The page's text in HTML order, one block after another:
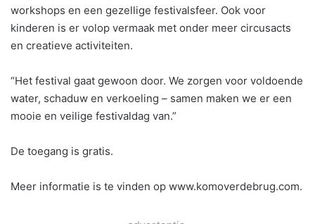
workshops en een gezellige festivalsfeer. Ook voor
kinderen is er volop vermaak met onder meer circusacts
en creatieve activiteiten.
“Het festival gaat gewoon door. We zorgen voor voldoende
water, schaduw en verkoeling – samen maken we er een
mooie en veilige festivaldag van.”
De toegang is gratis.
Meer informatie is te vinden op www.komoverdebrug.com.